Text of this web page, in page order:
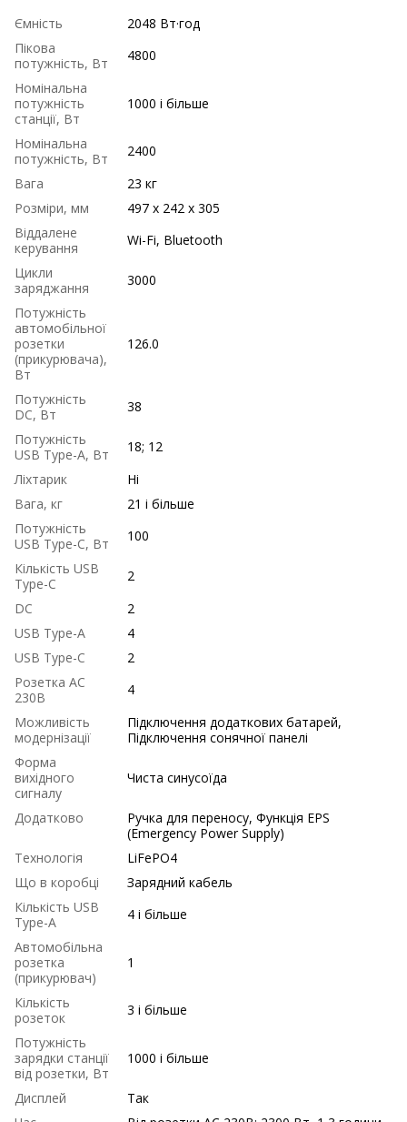
Ємність
2048 Вт·год
Пікова
потужність, Вт
4800
Номінальна
потужність
станції, Вт
1000 і більше
Номінальна
потужність, Вт
2400
Вага
23 кг
Розміри, мм
497 х 242 х 305
Віддалене
керування
Wi-Fi, Bluetooth
Цикли
заряджання
3000
Потужність
автомобільної
розетки
(прикурювача),
Вт
126.0
Потужність
DC, Вт
38
Потужність
USB Type-A, Вт
18; 12
Ліхтарик
Ні
Вага, кг
21 і більше
Потужність
USB Type-C, Вт
100
Кількість USB
Type-C
2
DC
2
USB Type-A
4
USB Type-C
2
Розетка AC
230В
4
Можливість
модернізації
Підключення додаткових батарей,
Підключення сонячної панелі
Форма
вихідного
сигналу
Чиста синусоїда
Додатково
Ручка для переносу, Функція EPS
(Emergency Power Supply)
Технологія
LiFePO4
Що в коробці
Зарядний кабель
Кількість USB
Type-A
4 і більше
Автомобільна
розетка
(прикурювач)
1
Кількість
розеток
3 і більше
Потужність
зарядки станції
від розетки, Вт
1000 і більше
Дисплей
Так